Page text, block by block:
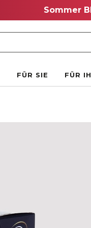
Sommer
FÜR SIE FÜR